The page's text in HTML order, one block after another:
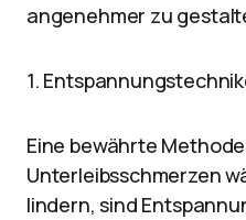
angenehmer zu
1.
Eine bewährte
Unterleibsschmerzen
lindern, sind